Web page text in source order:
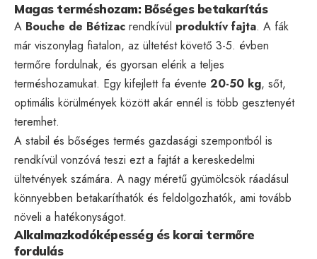
Magas terméshozam: Bőséges betakarítás
A Bouche de Bétizac rendkívül produktív fajta. A fák
már viszonylag fiatalon, az ültetést követő 3-5. évben
termőre fordulnak, és gyorsan elérik a teljes
terméshozamukat. Egy kifejlett fa évente 20-50 kg, sőt,
optimális körülmények között akár ennél is több gesztenyét
teremhet.
A stabil és bőséges termés gazdasági szempontból is
rendkívül vonzóvá teszi ezt a fajtát a kereskedelmi
ültetvények számára. A nagy méretű gyümölcsök ráadásul
könnyebben betakaríthatók és feldolgozhatók, ami tovább
növeli a hatékonyságot.
Alkalmazkodóképesség és korai termőre
fordulás